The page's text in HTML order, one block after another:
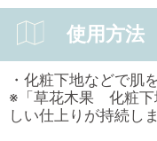
使用方法
・化粧下地などで肌
※「草花木果 化粧下
しい仕上りが持続しま